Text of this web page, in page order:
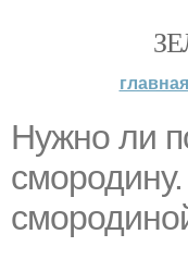
главная
Нужно ли